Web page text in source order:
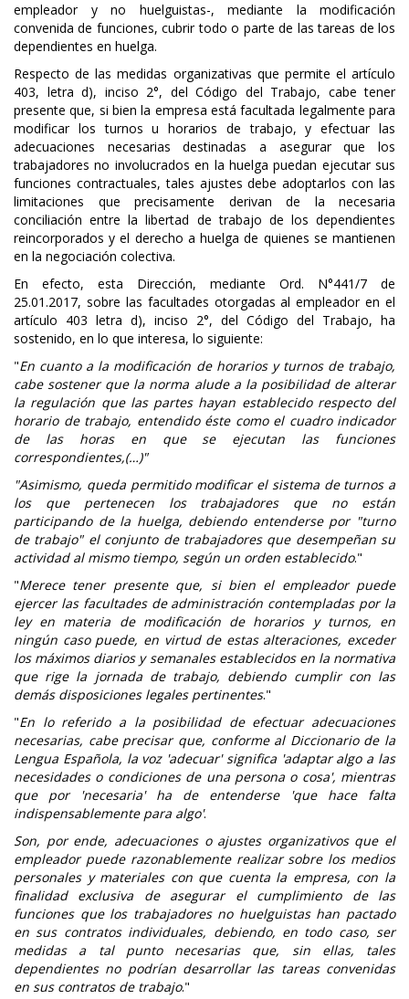
empleador y no huelguistas-, mediante la modificación
convenida de funciones, cubrir todo o parte de las tareas de los
dependientes en huelga.
Respecto de las medidas organizativas que permite el artículo
403, letra d), inciso 2°, del Código del Trabajo, cabe tener
presente que, si bien la empresa está facultada legalmente para
modificar los turnos u horarios de trabajo, y efectuar las
adecuaciones necesarias destinadas a asegurar que los
trabajadores no involucrados en la huelga puedan ejecutar sus
funciones contractuales, tales ajustes debe adoptarlos con las
limitaciones que precisamente derivan de la necesaria
conciliación entre la libertad de trabajo de los dependientes
reincorporados y el derecho a huelga de quienes se mantienen
en la negociación colectiva.
En efecto, esta Dirección, mediante Ord. N°441/7 de
25.01.2017, sobre las facultades otorgadas al empleador en el
artículo 403 letra d), inciso 2°, del Código del Trabajo, ha
sostenido, en lo que interesa, lo siguiente:
"En cuanto a la modificación de horarios y turnos de trabajo,
cabe sostener que la norma alude a la posibilidad de alterar
la regulación que las partes hayan establecido respecto del
horario de trabajo, entendido éste como el cuadro indicador
de las horas en que se ejecutan las funciones
correspondientes,(…)"
"Asimismo, queda permitido modificar el sistema de turnos a
los que pertenecen los trabajadores que no están
participando de la huelga, debiendo entenderse por "turno
de trabajo" el conjunto de trabajadores que desempeñan su
actividad al mismo tiempo, según un orden establecido."
"Merece tener presente que, si bien el empleador puede
ejercer las facultades de administración contempladas por la
ley en materia de modificación de horarios y turnos, en
ningún caso puede, en virtud de estas alteraciones, exceder
los máximos diarios y semanales establecidos en la normativa
que rige la jornada de trabajo, debiendo cumplir con las
demás disposiciones legales pertinentes."
"En lo referido a la posibilidad de efectuar adecuaciones
necesarias, cabe precisar que, conforme al Diccionario de la
Lengua Española, la voz 'adecuar' significa 'adaptar algo a las
necesidades o condiciones de una persona o cosa', mientras
que por 'necesaria' ha de entenderse 'que hace falta
indispensablemente para algo'.
Son, por ende, adecuaciones o ajustes organizativos que el
empleador puede razonablemente realizar sobre los medios
personales y materiales con que cuenta la empresa, con la
finalidad exclusiva de asegurar el cumplimiento de las
funciones que los trabajadores no huelguistas han pactado
en sus contratos individuales, debiendo, en todo caso, ser
medidas a tal punto necesarias que, sin ellas, tales
dependientes no podrían desarrollar las tareas convenidas
en sus contratos de trabajo."